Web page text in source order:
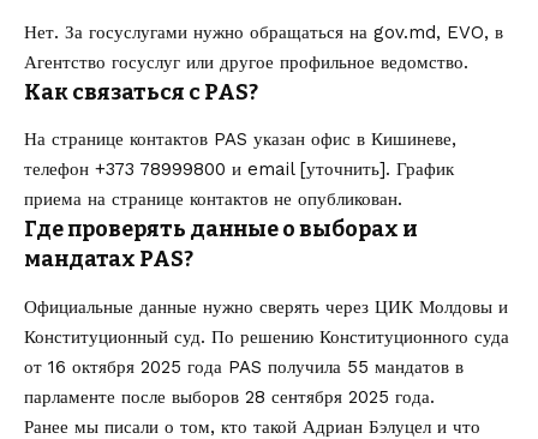
Нет. За госуслугами нужно обращаться на gov.md, EVO, в
Агентство госуслуг или другое профильное ведомство.
Как связаться с PAS?
На странице контактов PAS указан офис в Кишиневе,
телефон +373 78999800 и email [уточнить]. График
приема на странице контактов не опубликован.
Где проверять данные о выборах и
мандатах PAS?
Официальные данные нужно сверять через ЦИК Молдовы и
Конституционный суд. По решению Конституционного суда
от 16 октября 2025 года PAS получила 55 мандатов в
парламенте после выборов 28 сентября 2025 года.
Ранее мы писали о том, кто такой Адриан Бэлуцел и что